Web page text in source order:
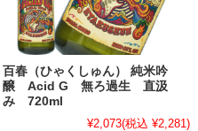
百春（ひゃくしゅん） 純米吟
醸 Acid G 無ろ過生 直汲
み 720ml
¥2,073(税込 ¥2,281)